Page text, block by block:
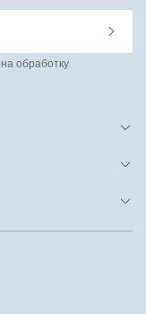
обработку